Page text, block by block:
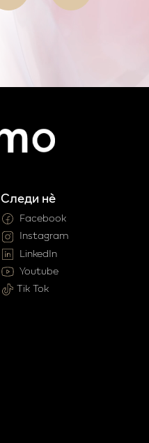
Следи нè
Facebook
Instagram
LinkedIn
Youtube
Tik Tok